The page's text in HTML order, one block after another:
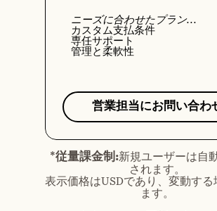
ニーズに合わせたプラン...
カスタム支払条件
専任サポート
管理と柔軟性
営業担当にお問い合わ
*従量課金制:新規ユーザーは自
されます。
表示価格はUSDであり、変動する
ます。